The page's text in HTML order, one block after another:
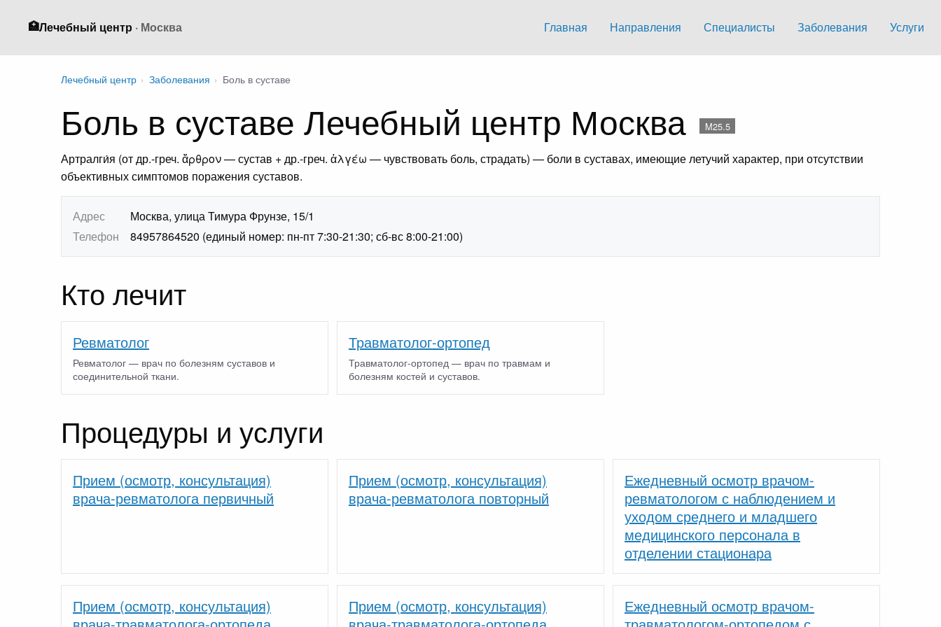
🏥Лечебный центр · Москва Главная Направления Специалисты Заболевания Услуги
Лечебный центр › Заболевания › Боль в суставе
Боль в суставе Лечебный центр Москва M25.5
Артралги́я (от др.-греч. ἄρθρον — сустав + др.-греч. ἀλγέω — чувствовать боль, страдать) — боли в суставах, имеющие летучий характер, при отсутствии
объективных симптомов поражения суставов.
Адрес
Москва, улица Тимура Фрунзе, 15/1
Телефон
84957864520 (единый номер: пн-пт 7:30-21:30; сб-вс 8:00-21:00)
Кто лечит
Ревматолог
Ревматолог — врач по болезням суставов и
соединительной ткани.
Травматолог-ортопед
Травматолог-ортопед — врач по травмам и
болезням костей и суставов.
Процедуры и услуги
Прием (осмотр, консультация)
врача-ревматолога первичный
Прием (осмотр, консультация)
врача-ревматолога повторный
Ежедневный осмотр врачом-
ревматологом с наблюдением и
уходом среднего и младшего
медицинского персонала в
отделении стационара
Прием (осмотр, консультация)
Прием (осмотр, консультация)
Ежедневный осмотр врачом-